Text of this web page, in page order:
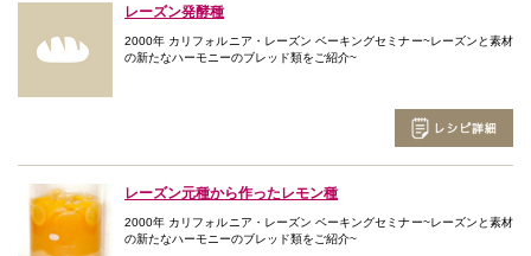
レーズン発酵種
2000年 カリフォルニア・レーズン ベーキングセミナー~レーズンと素材
の新たなハーモニーのブレッド類をご紹介~
レーズン元種から作ったレモン種
2000年 カリフォルニア・レーズン ベーキングセミナー~レーズンと素材
の新たなハーモニーのブレッド類をご紹介~